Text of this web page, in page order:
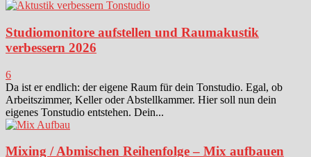
Studiomonitore aufstellen und Raumakustik
verbessern 2026
6
Da ist er endlich: der eigene Raum für dein Tonstudio. Egal, ob
Arbeitszimmer, Keller oder Abstellkammer. Hier soll nun dein
eigenes Tonstudio entstehen. Dein...
Mixing / Abmischen Reihenfolge – Mix aufbauen